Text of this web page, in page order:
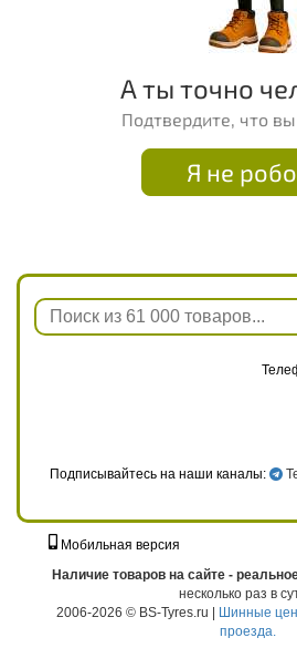
А ты точно
Подтвердите, что
Я не
Подписывайтесь на наши каналы:
Мобильная версия
Наличие товаров на сайте -
несколько раз в
2006-2026 © BS-Tyres.ru | Шинные
проезда.